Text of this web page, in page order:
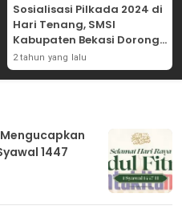
Sosialisasi Pilkada 2024 di
Hari Tenang, SMSI
Kabupaten Bekasi Dorong
Angka Partisipasi
Masyarakat
2 tahun yang lalu
1447